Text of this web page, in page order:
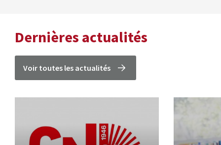
Dernières actualités
Voir toutes les actualités